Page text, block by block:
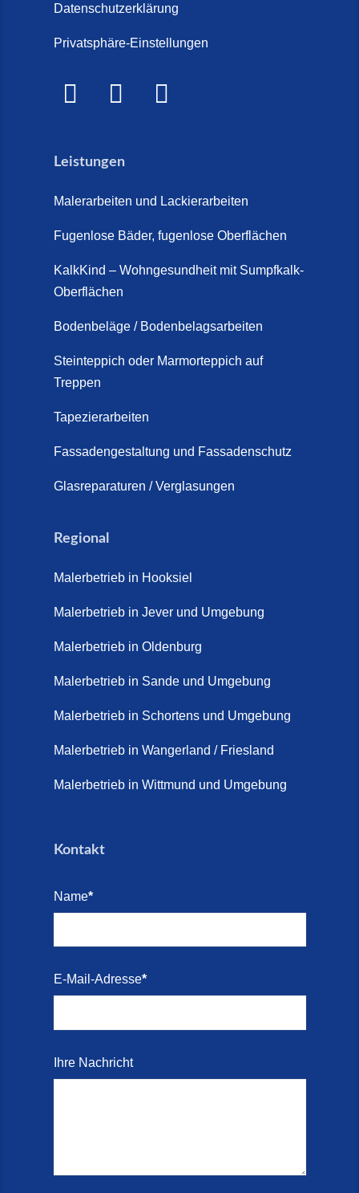
Datenschutzerklärung
Privatsphäre-Einstellungen
Leistungen
Malerarbeiten und Lackierarbeiten
Fugenlose Bäder, fugenlose Oberflächen
KalkKind – Wohngesundheit mit Sumpfkalk-
Oberflächen
Bodenbeläge / Bodenbelagsarbeiten
Steinteppich oder Marmorteppich auf
Treppen
Tapezierarbeiten
Fassadengestaltung und Fassadenschutz
Glasreparaturen / Verglasungen
Regional
Malerbetrieb in Hooksiel
Malerbetrieb in Jever und Umgebung
Malerbetrieb in Oldenburg
Malerbetrieb in Sande und Umgebung
Malerbetrieb in Schortens und Umgebung
Malerbetrieb in Wangerland / Friesland
Malerbetrieb in Wittmund und Umgebung
Kontakt
Name*
E-Mail-Adresse*
Ihre Nachricht